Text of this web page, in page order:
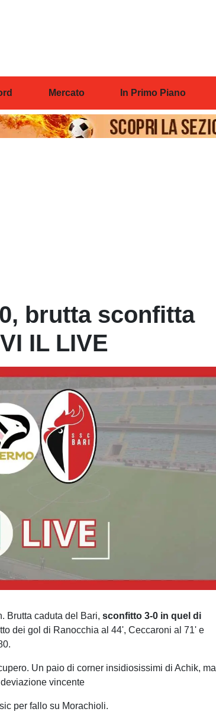
Mercato In Primo Piano
brutta sconfitta
IL LIVE
Brutta caduta del Bari, sconfitto 3-0 in quel di
dei gol di Ranocchia al 44', Ceccaroni al 71' e
Un paio di corner insidiosissimi di Achik, ma
vincente
per fallo su Morachioli.